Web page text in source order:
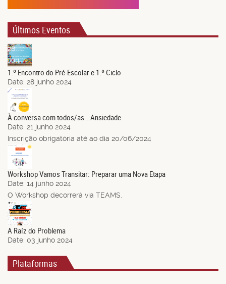
Últimos Eventos
28
Jun.
1.º Encontro do Pré-Escolar e 1.º Ciclo
Date: 28 junho 2024
21
Jun.
À conversa com todos/as...Ansiedade
Date: 21 junho 2024
Inscrição obrigatória até ao dia 20/06/2024
Jun.
Workshop Vamos Transitar: Preparar uma Nova Etapa
Date: 14 junho 2024
O Workshop decorrerá via TEAMS.
03
Jun.
A Raíz do Problema
Date: 03 junho 2024
Plataformas